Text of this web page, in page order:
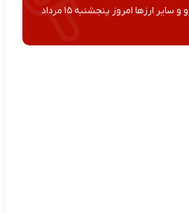
قیمت جدید دلار، یورو و سایر ارزها امروز پنجشنبه ۱۵ مرداد